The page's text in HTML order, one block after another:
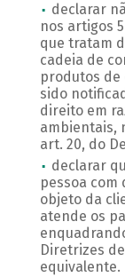
declarar
nos artigos
que tratam
cadeia de
produtos de
sido
direito em
ambientais,
art. 20, do
declarar
pessoa com
objeto da
atende os
Diretrizes
equivalente.